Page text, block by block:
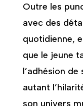
Outre les
avec des
quotidienne,
que le jeune
l’adhésion
autant
son univers